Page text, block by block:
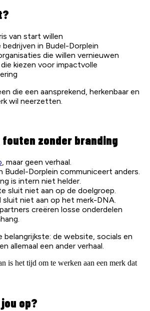
van start willen
bedrijven in Budel-Dorplein
die willen vernieuwen
kiezen voor impactvolle
die een aansprekend, herkenbaar en
wil neerzetten.
zonder branding
, maar geen verhaal.
Budel-Dorplein communiceert anders.
is intern niet helder.
sluit niet aan op de doelgroep.
sluit niet aan op het merk-DNA.
creëren losse onderdelen
belangrijkste: de website, socials en
allemaal een ander verhaal.
is het tijd om te werken aan een merk dat
op?